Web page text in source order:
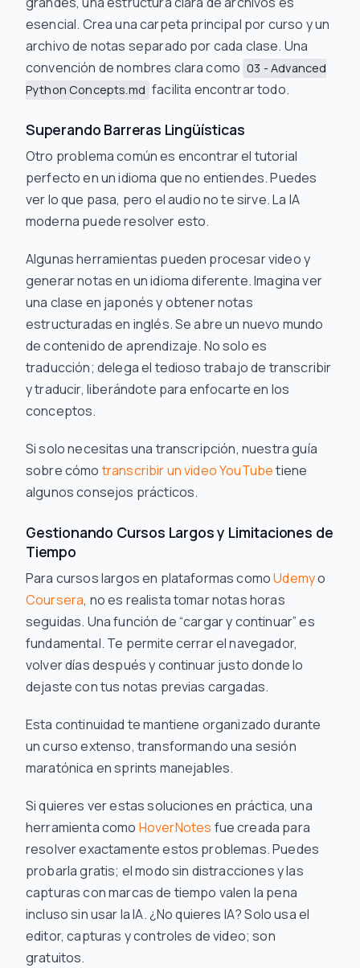
esencial. Crea una carpeta principal por curso y un
archivo de notas separado por cada clase. Una
convención de nombres clara como 03 - Advanced
Python Concepts.md facilita encontrar todo.
Superando Barreras Lingüísticas
Otro problema común es encontrar el tutorial
perfecto en un idioma que no entiendes. Puedes
ver lo que pasa, pero el audio no te sirve. La IA
moderna puede resolver esto.
Algunas herramientas pueden procesar video y
generar notas en un idioma diferente. Imagina ver
una clase en japonés y obtener notas
estructuradas en inglés. Se abre un nuevo mundo
de contenido de aprendizaje. No solo es
traducción; delega el tedioso trabajo de transcribir
ytraducir, liberándote para enfocarte en los
conceptos.
Si solo necesitas una transcripción, nuestra guía
sobre cómo transcribir un video YouTubetiene
algunos consejos prácticos.
Gestionando Cursos Largos y Limitaciones de
Tiempo
Para cursos largos en plataformas comoUdemyo
Coursera, no es realista tomar notas horas
seguidas. Una función de “cargar y continuar” es
fundamental. Te permite cerrar el navegador,
volver días después y continuar justo donde lo
dejaste con tus notas previas cargadas.
Esta continuidad te mantiene organizado durante
un curso extenso, transformando una sesión
maratónica en sprints manejables.
Si quieres ver estas soluciones en práctica, una
herramienta como HoverNotes fue creada para
resolver exactamente estos problemas. Puedes
probarla gratis; el modo sin distracciones y las
capturas con marcas de tiempo valen la pena
incluso sin usar la IA. ¿No quieres IA? Solo usa el
editor, capturas y controles de video; son
gratuitos.